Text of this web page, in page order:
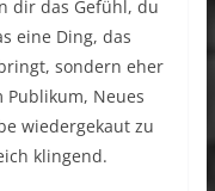
dir das Gefühl, du
eine Ding, das
sondern eher
Neues
wiedergekaut zu
klingend.